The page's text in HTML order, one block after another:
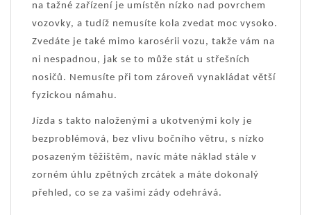
na tažné zařízení je umístěn nízko nad povrchem
vozovky, a tudíž nemusíte kola zvedat moc vysoko.
Zvedáte je také mimo karosérii vozu, takže vám na
ni nespadnou, jak se to může stát u střešních
nosičů. Nemusíte při tom zároveň vynakládat větší
fyzickou námahu.
Jízda s takto naloženými a ukotvenými koly je
bezproblémová, bez vlivu bočního větru, s nízko
posazeným těžištěm, navíc máte náklad stále v
zorném úhlu zpětných zrcátek a máte dokonalý
přehled, co se za vašimi zády odehrává.